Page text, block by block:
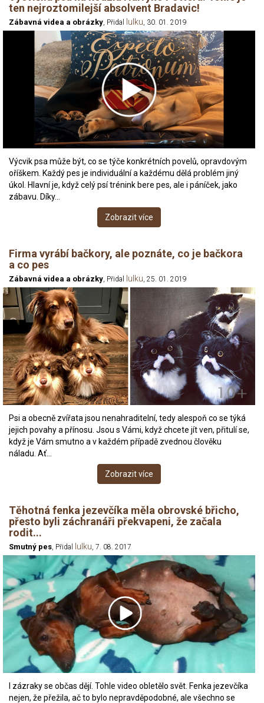
ten nejroztomilejší absolvent Bradavic!
Zábavná videa a obrázky, Přidal lulku, 30. 01. 2019
Výcvik psa může být, co se týče konkrétních povelů, opravdovým
oříškem. Každý pes je individuální a každému dělá problém jiný
úkol. Hlavní je, když celý psí trénink bere pes, ale i páníček, jako
zábavu. Díky…
Zobrazit více
Firma vyrábí bačkory, ale poznáte, co je bačkora
a co pes
Zábavná videa a obrázky, Přidal lulku, 25. 01. 2019
Psi a obecně zvířata jsou nenahraditelní, tedy alespoň co se týká
jejich povahy a přínosu. Jsou s Vámi, když chcete jít ven, přitulí se,
když je Vám smutno a v každém případě zvednou člověku
náladu. Ať…
Zobrazit více
Těhotná fenka jezevčíka měla obrovské břicho,
přesto byli záchranáři překvapeni, že začala
rodit...
Smutný pes, Přidal lulku, 7. 08. 2017
I zázraky se občas dějí. Tohle video obletělo svět. Fenka jezevčíka
nejen, že přežila, ač to bylo nepravděpodobné, ale všechno se